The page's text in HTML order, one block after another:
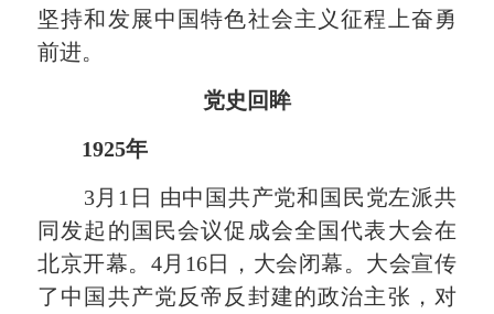
坚持和发展中国特色社会主义征程上奋勇
前进。
党史回眸
1925年
3月1日 由中国共产党和国民党左派共
同发起的国民会议促成会全国代表大会在
北京开幕。4月16日，大会闭幕。大会宣传
了中国共产党反帝反封建的政治主张，对